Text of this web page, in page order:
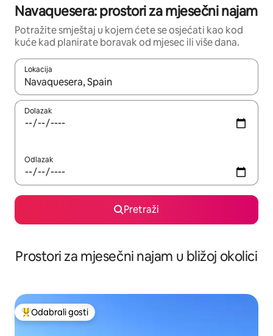
Navaquesera: prostori za mjesečni najam
Potražite smještaj u kojem ćete se osjećati kao kod
kuće kad planirate boravak od mjesec ili više dana.
Lokacija
Kada budu dostupni rezultati, moći ćete ih pregledati
Dolazak
Odlazak
Pretraži
Prostori za mjesečni najam u bližoj okolici
Među najviše rangiranima s oznakom „Odabrali gosti”
Odabrali gosti